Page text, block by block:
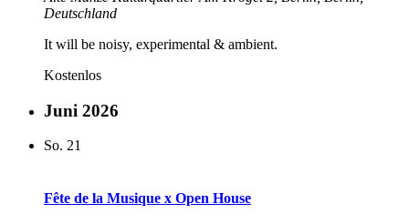
Deutschland
It will be noisy, experimental & ambient.
Kostenlos
Juni 2026
So. 21
Fête de la Musique x Open House